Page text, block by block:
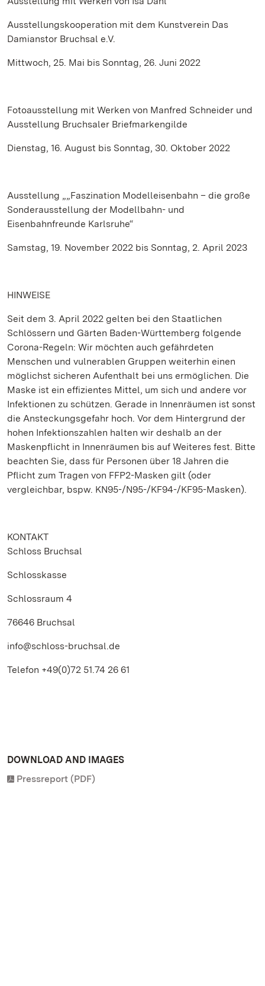
Ausstellungskooperation mit dem Kunstverein Das
Damianstor Bruchsal e.V.
Mittwoch, 25. Mai bis Sonntag, 26. Juni 2022
Fotoausstellung mit Werken von Manfred Schneider und
Ausstellung Bruchsaler Briefmarkengilde
Dienstag, 16. August bis Sonntag, 30. Oktober 2022
Ausstellung „„Faszination Modelleisenbahn – die große
Sonderausstellung der Modellbahn- und
Eisenbahnfreunde Karlsruhe“
Samstag, 19. November 2022 bis Sonntag, 2. April 2023
HINWEISE
Seit dem 3. April 2022 gelten bei den Staatlichen
Schlössern und Gärten Baden-Württemberg folgende
Corona-Regeln: Wir möchten auch gefährdeten
Menschen und vulnerablen Gruppen weiterhin einen
möglichst sicheren Aufenthalt bei uns ermöglichen. Die
Maske ist ein effizientes Mittel, um sich und andere vor
Infektionen zu schützen. Gerade in Innenräumen ist sonst
die Ansteckungsgefahr hoch. Vor dem Hintergrund der
hohen Infektionszahlen halten wir deshalb an der
Maskenpflicht in Innenräumen bis auf Weiteres fest. Bitte
beachten Sie, dass für Personen über 18 Jahren die
Pflicht zum Tragen von FFP2-Masken gilt (oder
vergleichbar, bspw. KN95-/N95-/KF94-/KF95-Masken).
KONTAKT
Schloss Bruchsal
Schlosskasse
Schlossraum 4
76646 Bruchsal
info@schloss-bruchsal.de
Telefon +49(0)72 51.74 26 61
DOWNLOAD AND IMAGES
Pressreport (PDF)